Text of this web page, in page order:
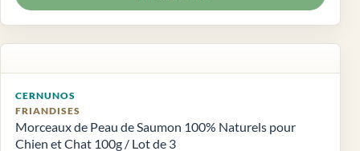
CERNUNOS
FRIANDISES
Morceaux de Peau de Saumon 100% Naturels pour
Chien et Chat 100g / Lot de 3